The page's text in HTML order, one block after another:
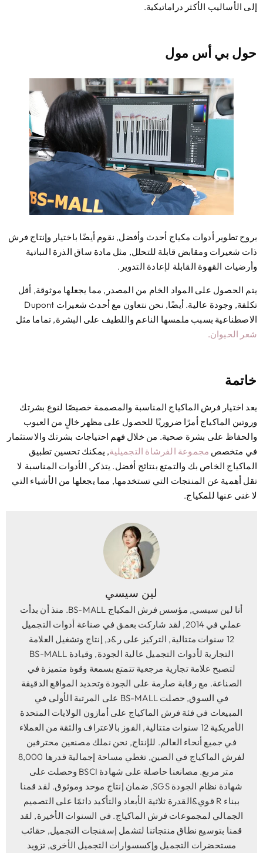
الأساليب الأكثر دراماتيكية.
بي أس مول
تطوير أدوات مكياج أحدث وأفضل, نقوم أيضًا باختيار وإنتاج فرش
شعيرات ومقابض قابلة للتحلل, مثل مادة ساق الذرة النباتية
القهوة القابلة لإعادة التدوير.
الحصول على المواد الخام من المصدر, مما يجعلها موثوقة, أقل
تكلفة, وجودة عالية. أيضًا, نحن نتعاون مع أحدث شعيرات Dupont
بسبب ملمسها الناعم واللطيف على البشرة, تماما مثل
الحيوان.
اختيار فرش الماكياج المناسبة والمصممة خصيصًا لنوع بشرتك
الماكياج أمرًا ضروريًا للحصول على مظهر خالٍ من العيوب
على بشرة صحية. من خلال فهم احتياجات بشرتك والاستثمار
متخصصمجموعة الفرشاة التجميلية, يمكنك تحسين تطبيق
الخاص بك والتمتع بنتائج أفضل. يتذكر, الأدوات المناسبة لا
أهمية عن المنتجات التي تستخدمها, مما يجعلها من الأشياء التي
غنى عنها للمكياج.
لين سيسي
أنا لين سيسي, مؤسس فرش المكياج BS-MALL. منذ أن بدأت
عملي في 2014, لقد شاركت بعمق في صناعة أدوات التجميل
12 سنوات متتالية, التركيز على ر&د, إنتاج وتشغيل العلامة
التجارية لأدوات التجميل عالية الجودة, وقيادة BS-MALL
لتصبح علامة تجارية مرجعية تتمتع بسمعة وقوة متميزة في
الصناعة. مع رقابة صارمة على الجودة وتحديد المواقع الدقيقة
في السوق, حصلت BS-MALL على المرتبة الأولى في
المبيعات في فئة فرش الماكياج على أمازون الولايات المتحدة
الأمريكية 12 سنوات متتالية, الفوز بالاعتراف والثقة من العملاء
في جميع أنحاء العالم. للإنتاج, نحن نملك مصنعين محترفين
لفرش الماكياج في الصين, تغطي مساحة إجمالية قدرها 8,000
متر مربع. مصانعنا حاصلة على شهادة BSCI وحصلت على
شهادة نظام الجودة SGS, ضمان إنتاج موحد وموثوق. لقد قمنا
ببناء R قوي&القدرة ثلاثية الأبعاد والتأكيد دائمًا على التصميم
الجمالي لمجموعات فرش الماكياج. في السنوات الأخيرة, لقد
قمنا بتوسيع نطاق منتجاتنا لتشمل إسفنجات التجميل, حقائب
مستحضرات التجميل وإكسسوارات التجميل الأخرى, تزويد